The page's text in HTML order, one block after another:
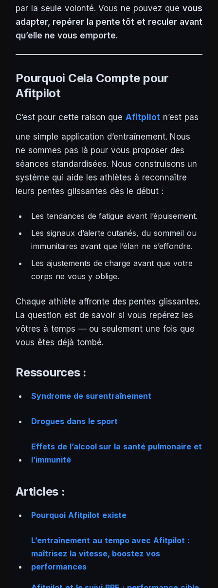
par la seule volonté. Vous ne pouvez que vous
adapter, repérer la pente tôt et reculer avant
qu’elle ne vous emporte.
Pourquoi Cela Compte pour
Afitpilot
C’est pour cette raison queAfitpilot n’est pas
une simple application d’entraînement. Nous
ne sommes pas là pour vous proposer des
séances standardisées. Nous construisons un
système qui aide les athlètes à reconnaître
leurs pentes glissantes dès le début :
Les tendances de fatigue avant l’épuisement.
Les signaux d’alerte cutanés, du sommeil ou
immunitaires avant que l’élan ne s’effondre.
Les ajustements de charge avant que votre
corps ne vous y oblige.
Chaque athlète affronte des pentes glissantes.
La question est de savoir si vous repérez les
vôtres à temps — ou seulement une fois que
vous êtes déjà tombé.
Ressources :
Syndrome de surentraînement
Drogues dans le sport
Effets de l’alcool sur la santé pulmonaire et
l’immunité
Articles :
Pourquoi Afitpilot existe
L’entraînement au tempo avec Afitpilot :
maîtrisez la vitesse, boostez vos
performances